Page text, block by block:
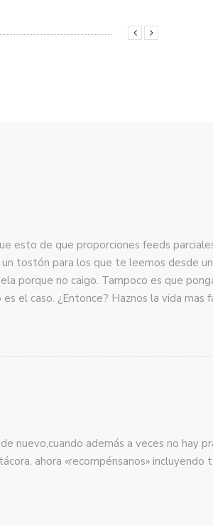
esto de que proporciones feeds
tostón para los que te leemos desde
porque no caigo. Tampoco es que
el caso. ¿Entonce? Haznos la vida mas
nuevo,cuando además a veces no hay
ahora «recompénsanos»